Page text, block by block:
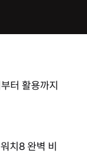
터 활용까지
치8 완벽 비